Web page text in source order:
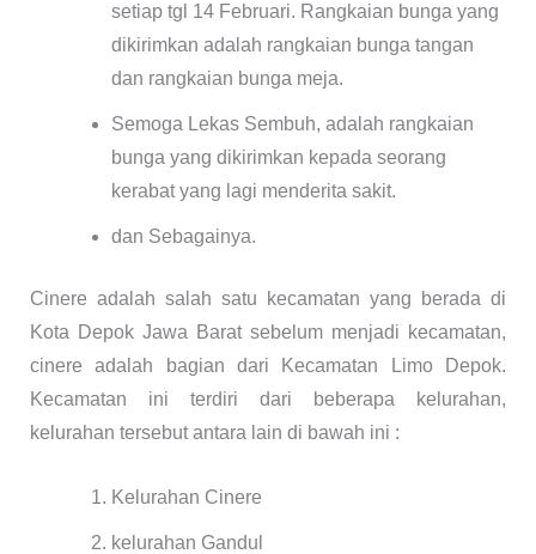
setiap tgl 14 Februari. Rangkaian bunga yang
dikirimkan adalah rangkaian bunga tangan
dan rangkaian bunga meja.
Semoga Lekas Sembuh, adalah rangkaian
bunga yang dikirimkan kepada seorang
kerabat yang lagi menderita sakit.
dan Sebagainya.
Cinere adalah salah satu kecamatan yang berada di
Kota Depok Jawa Barat sebelum menjadi kecamatan,
cinere adalah bagian dari Kecamatan Limo Depok.
Kecamatan ini terdiri dari beberapa kelurahan,
kelurahan tersebut antara lain di bawah ini :
Kelurahan Cinere
kelurahan Gandul